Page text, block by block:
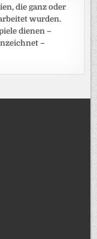
die ganz oder
wurden.
dienen –
–